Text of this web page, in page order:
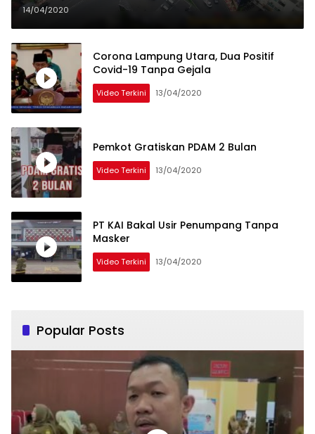
14/04/2020
Corona Lampung Utara, Dua Positif
Covid-19 Tanpa Gejala
Video Terkini 13/04/2020
Pemkot Gratiskan PDAM 2 Bulan
Video Terkini 13/04/2020
PT KAI Bakal Usir Penumpang Tanpa
Masker
Video Terkini 13/04/2020
Popular Posts